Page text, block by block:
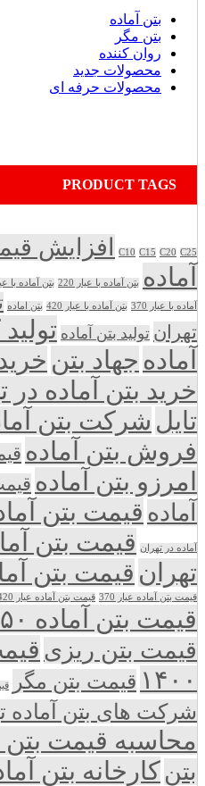
بتن آماده
بتن مگر
روان کننده
محصولات جدید
محصولات حرفه ای
PRODUCT TAGS
C10 C15 C20 C25 افزایش
آماده
بتن آماده با عیار 220 بتن آماده با عیار
آماده با عیار 370 بتن آماده با عیار 420 بتن اماده
تهران تولید بتن آماده
آماده جهاد بتن
خرید بتن آماده در
تایل شرکت بتن
فروش بتن آماده
امرزو بتن آماده
آماده قیمت بتن
آماده در تهران قیمت بتن
تهران قیمت بتن آماده
قیمت بتن آماده عیار 370 قیمت بتن آماده عیار 420
قیمت بتن آماده ۳۵۰ در ۱۴۰۱
قیمت بتن ریزی
۱۴۰۰ قیمت بتن مگر
شرکت های بتن آماده
محاسبه قیمت بتن
بتن کارخانه بتن